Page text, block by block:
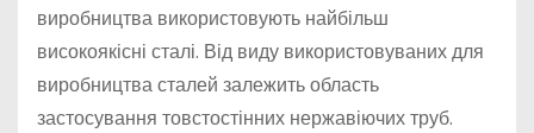
виробництва використовують найбільш
високоякісні сталі. Від виду використовуваних для
виробництва сталей залежить область
застосування товстостінних нержавіючих труб.